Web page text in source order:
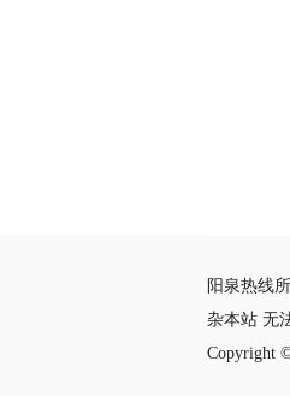
阳泉热线
杂本站 无
Copyright